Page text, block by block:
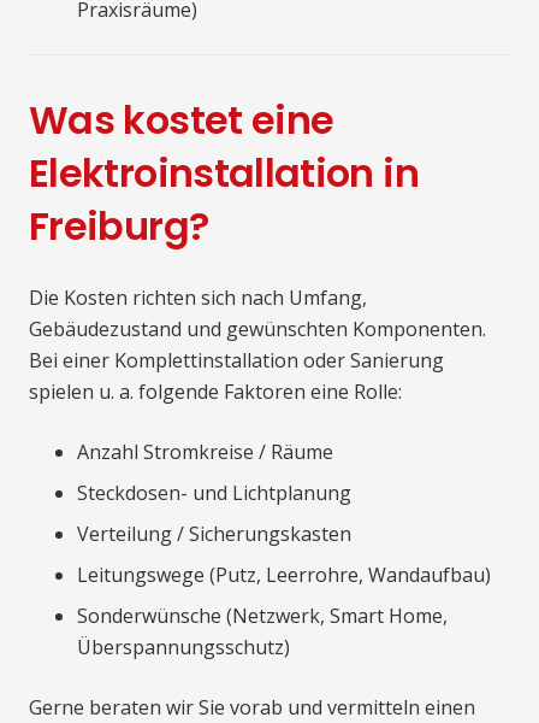
Praxisräume)
Was kostet eine
Elektroinstallation in
Freiburg?
Die Kosten richten sich nach Umfang,
Gebäudezustand und gewünschten Komponenten.
Bei einer Komplettinstallation oder Sanierung
spielen u. a. folgende Faktoren eine Rolle:
Anzahl Stromkreise / Räume
Steckdosen- und Lichtplanung
Verteilung / Sicherungskasten
Leitungswege (Putz, Leerrohre, Wandaufbau)
Sonderwünsche (Netzwerk, Smart Home,
Überspannungsschutz)
Gerne beraten wir Sie vorab und vermitteln einen